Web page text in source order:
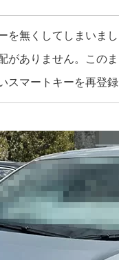
を無くしてしまいま
がありません。この
スマートキーを再登